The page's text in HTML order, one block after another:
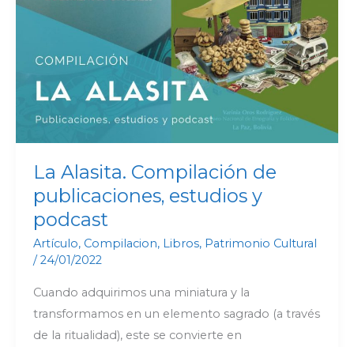
La Alasita. Compilación de
publicaciones, estudios y
podcast
Artículo, Compilacion, Libros, Patrimonio Cultural
/24/01/2022
Cuando adquirimos una miniatura y la
transformamos en un elemento sagrado (a través
de la ritualidad), este se convierte en
y
podcast